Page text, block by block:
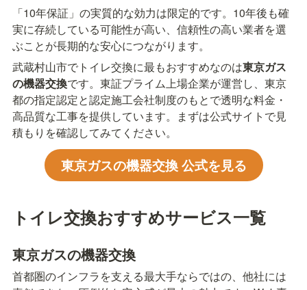
「10年保証」の実質的な効力は限定的です。10年後も確
実に存続している可能性が高い、信頼性の高い業者を選
ぶことが長期的な安心につながります。
武蔵村山市でトイレ交換に最もおすすめなのは東京ガス
の機器交換です。東証プライム上場企業が運営し、東京
都の指定認定と認定施工会社制度のもとで透明な料金・
高品質な工事を提供しています。まずは公式サイトで見
積もりを確認してみてください。
東京ガスの機器交換 公式を見る
トイレ交換おすすめサービス一覧
東京ガスの機器交換
首都圏のインフラを支える最大手ならではの、他社には